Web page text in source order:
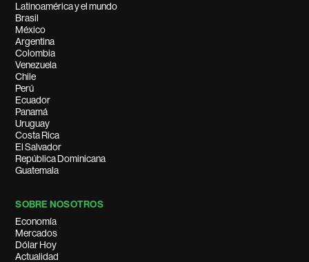
Latinoamérica y el mundo
Brasil
México
Argentina
Colombia
Venezuela
Chile
Perú
Ecuador
Panamá
Uruguay
Costa Rica
El Salvador
República Dominicana
Guatemala
SOBRE NOSOTROS
Economía
Mercados
Dólar Hoy
Actualidad